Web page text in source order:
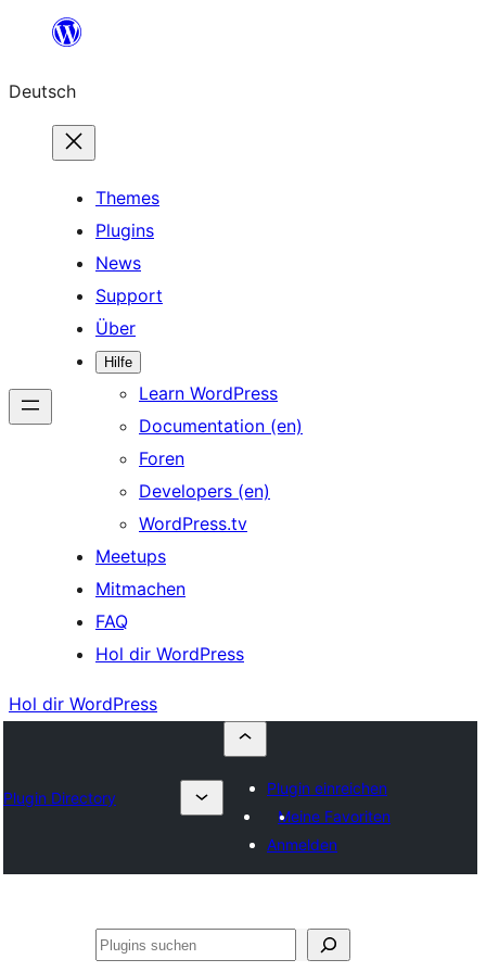
springen
Deutsch
Themes
Plugins
News
Support
Über
Hilfe
Learn WordPress
Documentation (en)
Foren
Developers (en)
WordPress.tv
Meetups
Mitmachen
FAQ
Hol dir WordPress
Hol dir WordPress
Plugin Directory
Plugin einreichen
Meine Favoriten
Anmelden
Suchen